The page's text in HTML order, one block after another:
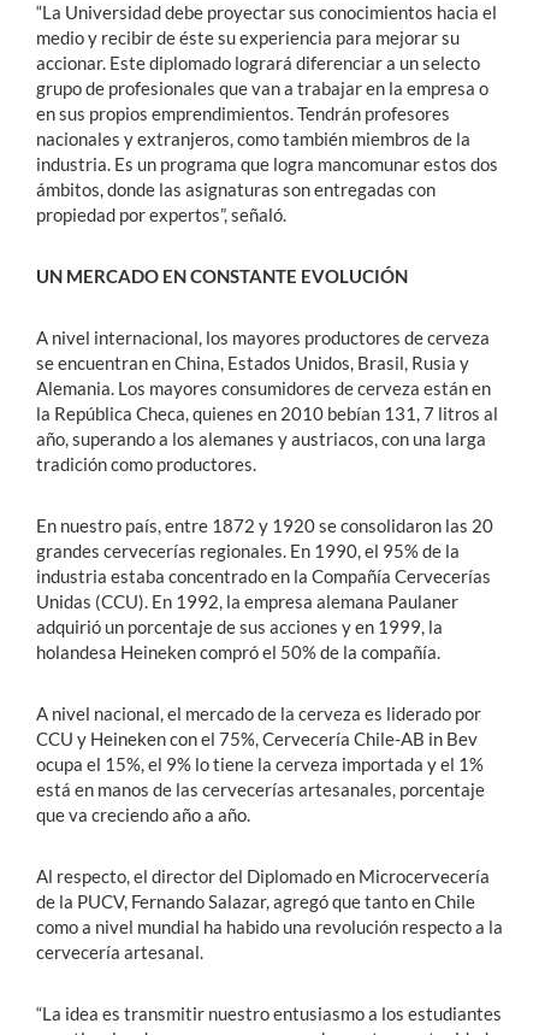
“La Universidad debe proyectar sus conocimientos hacia el
medio y recibir de éste su experiencia para mejorar su
accionar. Este diplomado logrará diferenciar a un selecto
grupo de profesionales que van a trabajar en la empresa o
en sus propios emprendimientos. Tendrán profesores
nacionales y extranjeros, como también miembros de la
industria. Es un programa que logra mancomunar estos dos
ámbitos, donde las asignaturas son entregadas con
propiedad por expertos”, señaló.
UN MERCADO EN CONSTANTE EVOLUCIÓN
A nivel internacional, los mayores productores de cerveza
se encuentran en China, Estados Unidos, Brasil, Rusia y
Alemania. Los mayores consumidores de cerveza están en
la República Checa, quienes en 2010 bebían 131, 7 litros al
año, superando a los alemanes y austriacos, con una larga
tradición como productores.
En nuestro país, entre 1872 y 1920 se consolidaron las 20
grandes cervecerías regionales. En 1990, el 95% de la
industria estaba concentrado en la Compañía Cervecerías
Unidas (CCU). En 1992, la empresa alemana Paulaner
adquirió un porcentaje de sus acciones y en 1999, la
holandesa Heineken compró el 50% de la compañía.
A nivel nacional, el mercado de la cerveza es liderado por
CCU y Heineken con el 75%, Cervecería Chile-AB in Bev
ocupa el 15%, el 9% lo tiene la cerveza importada y el 1%
está en manos de las cervecerías artesanales, porcentaje
que va creciendo año a año.
Al respecto, el director del Diplomado en Microcervecería
de la PUCV, Fernando Salazar, agregó que tanto en Chile
como a nivel mundial ha habido una revolución respecto a la
cervecería artesanal.
“La idea es transmitir nuestro entusiasmo a los estudiantes